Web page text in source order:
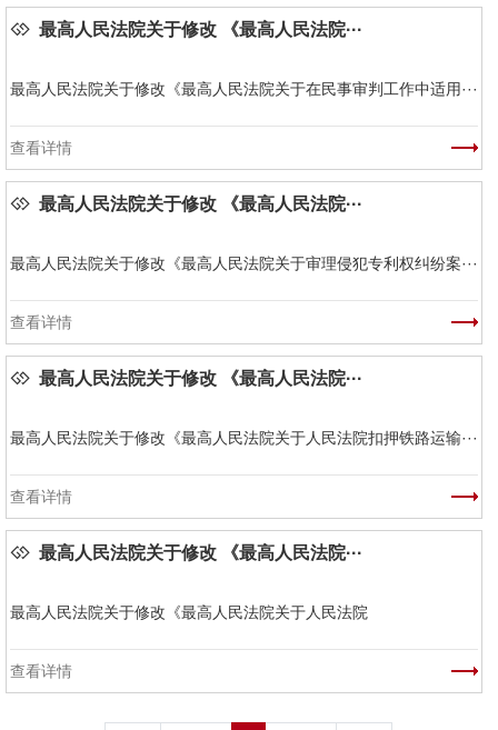
最高人民法院关于修改 《最高人民法院···
最高人民法院关于修改《最高人民法院关于在民事审判工作中适用···
查看详情
最高人民法院关于修改 《最高人民法院···
最高人民法院关于修改《最高人民法院关于审理侵犯专利权纠纷案···
查看详情
最高人民法院关于修改 《最高人民法院···
最高人民法院关于修改《最高人民法院关于人民法院扣押铁路运输···
查看详情
最高人民法院关于修改 《最高人民法院···
最高人民法院关于修改《最高人民法院关于人民法院
查看详情